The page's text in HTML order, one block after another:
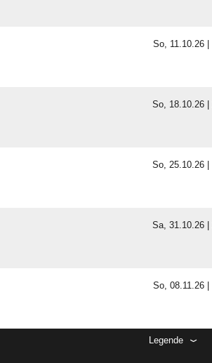
So, 11.10.26 |
So, 18.10.26 |
So, 25.10.26 |
Sa, 31.10.26 |
So, 08.11.26 |
Legende